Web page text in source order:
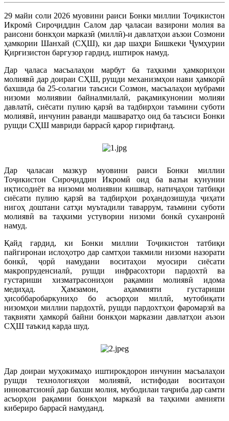
29 майи соли 2026 муовини раиси Бонки миллии Тоҷикистон
Икромӣ Сироҷиддин Салом дар ҷаласаи вазирони молия ва
раисони бонкҳои марказӣ (миллӣ)-и давлатҳои аъзои Созмони
ҳамкории Шанхай (СҲШ), ки дар шаҳри Бишкеки Ҷумҳурии
Қирғизистон баргузор гардид, иштирок намуд.
Дар ҷаласа масъалаҳои марбут ба таҳкими ҳамкориҳои
молиявӣ дар доираи СҲШ, рушди механизмҳои нави ҳамкорӣ
бахшида ба 25-солагии таъсиси Созмон, масъалаҳои мубрами
низоми молиявии байналмилалӣ, рақамикунонии молияи
давлатӣ, сиёсати пулию қарзӣ ва тадбирҳои таъмини суботи
молиявӣ, инчунин раванди машваратҳо оид ба таъсиси Бонки
рушди СҲШ мавриди баррасӣ қарор гирифтанд.
Дар ҷаласаи мазкур муовини раиси Бонки миллии
Тоҷикистон Сироҷиддин Икромӣ оид ба вазъи кунунии
иқтисодиёт ва низоми молиявии кишвар, натиҷаҳои татбиқи
сиёсати пулию қарзӣ ва тадбирҳои роҳандозишуда ҷиҳати
нигоҳ доштани сатҳи муътадили таваррум, таъмини суботи
молиявӣ ва таҳкими устувории низоми бонкӣ суханронӣ
намуд.
Қайд гардид, ки Бонки миллии Тоҷикистон татбиқи
пайгиронаи ислоҳотро дар самтҳои такмили низоми назорати
бонкӣ, ҷорӣ намудани воситаҳои муосири сиёсати
макропруденсиалӣ, рушди инфрасохтори пардохтӣ ва
густариши хизматрасониҳои рақамии молиявӣ идома
медиҳад. Ҳамзамон, аҳаммияти густариши
ҳисоббаробаркуниҳо бо асъорҳои миллӣ, мутобиқати
низомҳои миллии пардохтӣ, рушди пардохтҳои фаромарзӣ ва
тақвияти ҳамкорӣ байни бонкҳои марказии давлатҳои аъзои
СҲШ таъкид карда шуд.
Дар доираи муҳокимаҳо иштирокдорон инчунин масъалаҳои
рушди технологияҳои молиявӣ, истифодаи воситаҳои
инноватсионӣ дар бахши молия, мубодилаи таҷриба дар самти
асъорҳои рақамии бонкҳои марказӣ ва таҳкими амнияти
кибериро баррасӣ намуданд.